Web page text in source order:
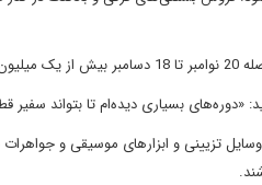
کنند.
بسیاری دیده‌ام تا بتواند سفیر
تزیینی و ابزارهای موسیقی و